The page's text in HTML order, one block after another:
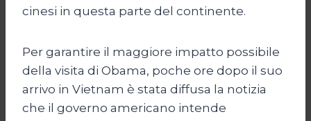
cinesi in questa parte del continente.
Per garantire il maggiore impatto possibile
della visita di Obama, poche ore dopo il suo
arrivo in Vietnam è stata diffusa la notizia
che il governo americano intende